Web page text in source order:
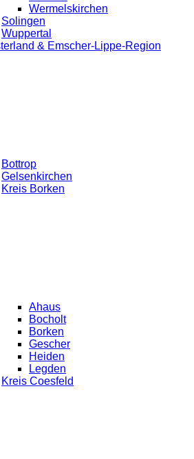
Wermelskirchen
Solingen
Wuppertal
& Emscher-Lippe-Region
Bottrop
Gelsenkirchen
Kreis Borken
Ahaus
Bocholt
Borken
Gescher
Heiden
Legden
Kreis Coesfeld